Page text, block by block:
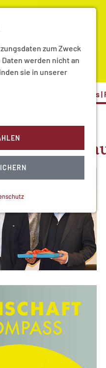
Aktuelles |
zum Zweck
werden nicht an
sie in unserer
anonym.
zu verstehen, wie
nutzen.